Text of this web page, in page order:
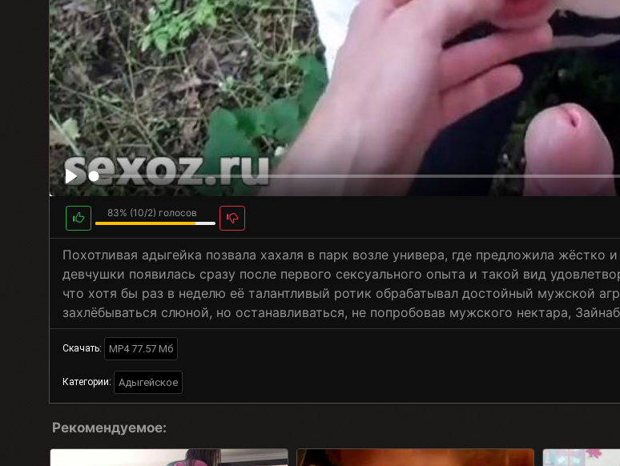
83% (10/2) голосов
Похотливая адыгейка позвала хахаля в парк возле универа, где предложила жёстко
девчушки появилась сразу после первого сексуального опыта и такой вид
что хотя бы раз в неделю её талантливый ротик обрабатывал достойный мужской
захлёбываться слюной, но останавливаться, не попробовав мужского нектара,
Скачать: MP4 77.57 Мб
Категории: Адыгейское
Рекомендуемое: